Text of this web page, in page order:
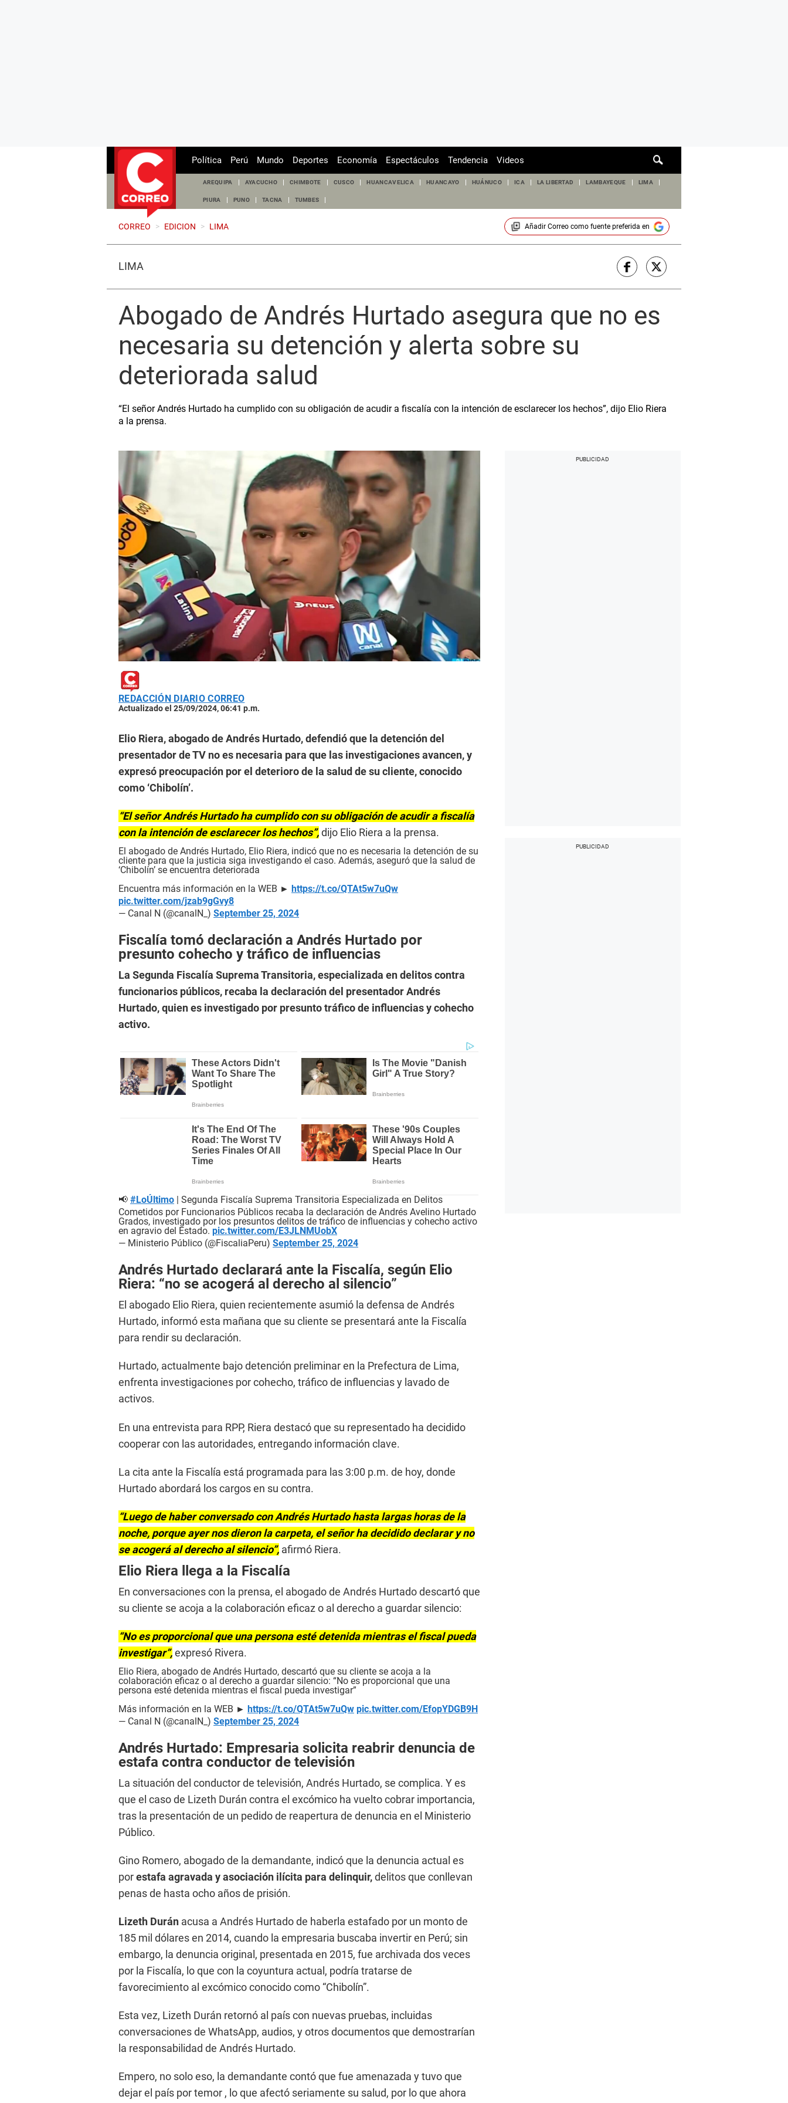
de
Política Perú Mundo Deportes Economía Espectáculos Tendencia Videos
AREQUIPA AYACUCHO CHIMBOTE CUSCO HUANCAVELICA HUANCAYO HUÁNUCO ICA LA LIBERTAD LAMBAYEQUE LIMA
PIURA PUNO TACNA TUMBES
CORREO > EDICION > LIMA Añadir Correocomo fuente preferida en
LIMA
Abogado de Andrés Hurtado asegura que no es
necesaria su detención y alerta sobre su
deteriorada salud
“El señor Andrés Hurtado ha cumplido con su obligación de acudir a fiscalía con la intención de esclarecer los hechos”, dijo Elio Riera
a la prensa.
REDACCIÓN DIARIO CORREO
Actualizado el 25/09/2024, 06:41 p.m.
Elio Riera, abogado de Andrés Hurtado, defendió que la detención del
presentador de TV no es necesaria para que las investigaciones avancen, y
expresó preocupación por el deterioro de la salud de su cliente, conocido
como ‘Chibolín’.
“El señor Andrés Hurtado ha cumplido con su obligación de acudir a fiscalía
con la intención de esclarecer los hechos”,dijo Elio Riera a la prensa.
El abogado de Andrés Hurtado, Elio Riera, indicó que no es necesaria la detención de su
cliente para que la justicia siga investigando el caso. Además, aseguró que la salud de
‘Chibolín’ se encuentra deteriorada
Encuentra más información en la WEB ► https://t.co/QTAt5w7uQw
pic.twitter.com/jzab9gGvy8
— Canal N (@canalN_) September 25, 2024
Fiscalía tomó declaración a Andrés Hurtado por
presunto cohecho y tráfico de influencias
La Segunda Fiscalía Suprema Transitoria, especializada en delitos contra
funcionarios públicos, recaba la declaración del presentador Andrés
Hurtado, quien es investigado por presunto tráfico de influencias y cohecho
activo.
📢 #LoÚltimo | Segunda Fiscalía Suprema Transitoria Especializada en Delitos
Cometidos por Funcionarios Públicos recaba la declaración de Andrés Avelino Hurtado
Grados, investigado por los presuntos delitos de tráfico de influencias y cohecho activo
en agravio del Estado. pic.twitter.com/E3JLNMUobX
— Ministerio Público (@FiscaliaPeru) September 25, 2024
Andrés Hurtado declarará ante la Fiscalía, según Elio
Riera: “no se acogerá al derecho al silencio”
El abogado Elio Riera, quien recientemente asumió la defensa de Andrés
Hurtado, informó esta mañana que su cliente se presentará ante la Fiscalía
para rendir su declaración.
Hurtado, actualmente bajo detención preliminar en la Prefectura de Lima,
enfrenta investigaciones por cohecho, tráfico de influencias y lavado de
activos.
En una entrevista para RPP, Riera destacó que su representado ha decidido
cooperar con las autoridades, entregando información clave.
La cita ante la Fiscalía está programada para las 3:00 p.m. de hoy, donde
Hurtado abordará los cargos en su contra.
“Luego de haber conversado con Andrés Hurtado hasta largas horas de la
noche, porque ayer nos dieron la carpeta, el señor ha decidido declarar y no
se acogerá al derecho al silencio”, afirmó Riera.
Elio Riera llega a la Fiscalía
En conversaciones con la prensa, el abogado de Andrés Hurtado descartó que
su cliente se acoja a la colaboración eficaz o al derecho a guardar silencio:
“No es proporcional que una persona esté detenida mientras el fiscal pueda
investigar”,expresó Rivera.
Elio Riera, abogado de Andrés Hurtado, descartó que su cliente se acoja a la
colaboración eficaz o al derecho a guardar silencio: “No es proporcional que una
persona esté detenida mientras el fiscal pueda investigar”
Más información en la WEB ► https://t.co/QTAt5w7uQw pic.twitter.com/EfopYDGB9H
— Canal N (@canalN_) September 25, 2024
Andrés Hurtado: Empresaria solicita reabrir denuncia de
estafa contra conductor de televisión
La situación del conductor de televisión, Andrés Hurtado, se complica. Y es
que el caso de Lizeth Durán contra el excómico ha vuelto cobrar importancia,
tras la presentación de un pedido de reapertura de denuncia en el Ministerio
Público.
Gino Romero, abogado de la demandante, indicó que la denuncia actual es
porestafa agravada y asociación ilícita para delinquir,delitos que conllevan
penas de hasta ocho años de prisión.
Lizeth Durán acusa a Andrés Hurtado de haberla estafado por un monto de
185 mil dólares en 2014, cuando la empresaria buscaba invertir en Perú; sin
embargo, la denuncia original, presentada en 2015, fue archivada dos veces
por la Fiscalía, lo que con la coyuntura actual, podría tratarse de
favorecimiento al excómico conocido como “Chibolín”.
Esta vez, Lizeth Durán retornó al país con nuevas pruebas, incluidas
conversaciones de WhatsApp, audios, y otros documentos que demostrarían
la responsabilidad de Andrés Hurtado.
Empero, no solo eso, la demandante contó que fue amenazada y tuvo que
dejar el país por temor , lo que afectó seriamente su salud, por lo que ahora